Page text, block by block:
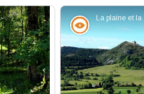
Chemin sous la hêtraie - Guillaume Pluchon - PNR Verdon
Point de